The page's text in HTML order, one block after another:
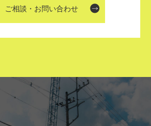
ご相談・お問い合わせ